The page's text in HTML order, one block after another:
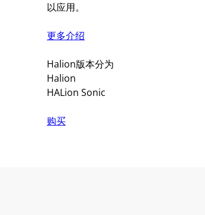
以应用。
更多介绍
Halion版本分为
Halion
HALion Sonic
购买